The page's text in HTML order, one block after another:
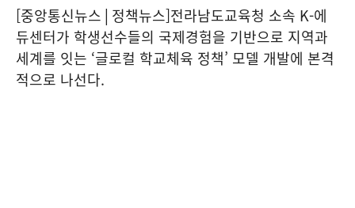
[중앙통신뉴스│정책뉴스]전라남도교육청 소속 K-에
듀센터가 학생선수들의 국제경험을 기반으로 지역과
세계를 잇는 ‘글로컬 학교체육 정책’ 모델 개발에 본격
적으로 나선다.